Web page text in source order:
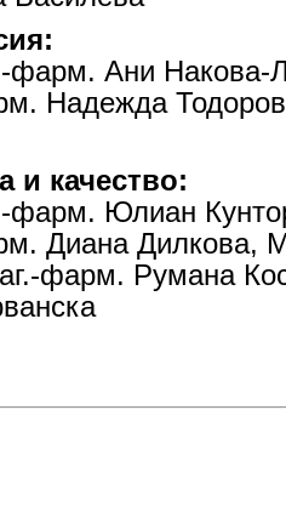
фарм. Ани Накова-
Надежда
и качество:
фарм. Юлиан
Диана Дилкова,
фарм. Румана